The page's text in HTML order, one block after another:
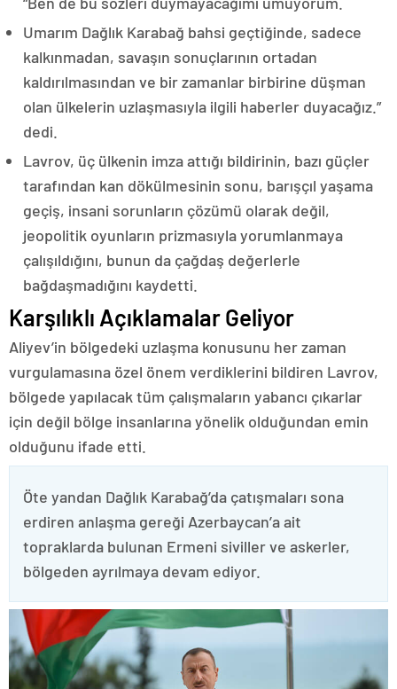
Umarım Dağlık Karabağ bahsi geçtiğinde, sadece
kalkınmadan, savaşın sonuçlarının ortadan
kaldırılmasından ve bir zamanlar birbirine düşman
olan ülkelerin uzlaşmasıyla ilgili haberler duyacağız.”
dedi.
Lavrov, üç ülkenin imza attığı bildirinin, bazı güçler
tarafından kan dökülmesinin sonu, barışçıl yaşama
geçiş, insani sorunların çözümü olarak değil,
jeopolitik oyunların prizmasıyla yorumlanmaya
çalışıldığını, bunun da çağdaş değerlerle
bağdaşmadığını kaydetti.
Karşılıklı Açıklamalar Geliyor
Aliyev’in bölgedeki uzlaşma konusunu her zaman
vurgulamasına özel önem verdiklerini bildiren Lavrov,
bölgede yapılacak tüm çalışmaların yabancı çıkarlar
için değil bölge insanlarına yönelik olduğundan emin
olduğunu ifade etti.
Öte yandan Dağlık Karabağ’da çatışmaları sona
erdiren anlaşma gereği Azerbaycan’a ait
topraklarda bulunan Ermeni siviller ve askerler,
bölgeden ayrılmaya devam ediyor.